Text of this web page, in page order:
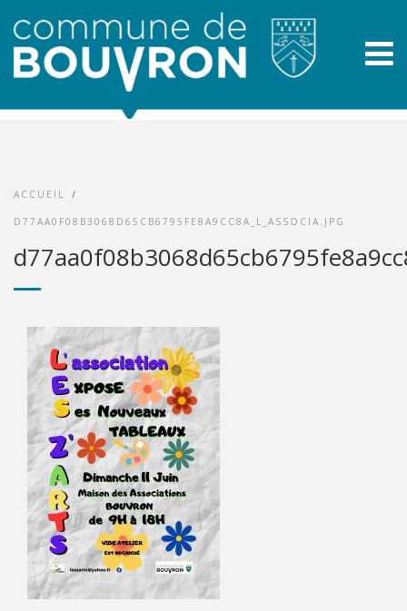
ACCUEIL /
D77AA0F08B3068D65CB6795FE8A9CC8A_L_ASSOCIA.JPG